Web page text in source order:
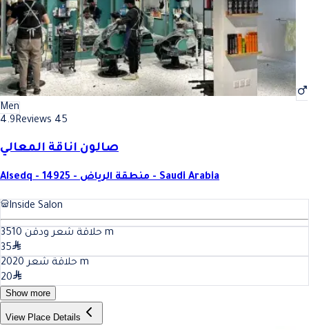
Men
4.9Reviews 45
صالون اناقة المعالي
Alsedq - 14925 - منطقة الرياض - Saudi Arabia
Inside Salon
حلاقة شعر ودقن 35 10
m
35
حلاقة شعر 20 20
m
20
Show more
View Place Details